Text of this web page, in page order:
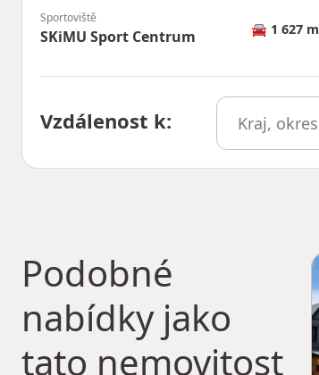
Sportoviště
SKiMU Sport Centrum 🚘 1 627 m
Vzdálenost k:
Podobné
nabídky jako
tato nemovitost